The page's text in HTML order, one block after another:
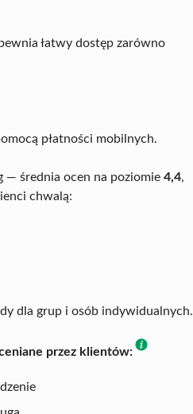
łatwy dostęp zarówno
płatności mobilnych.
— średnia ocen na poziomie 4,4,
chwalą:
dla grup i osób indywidualnych.
przez klientów: